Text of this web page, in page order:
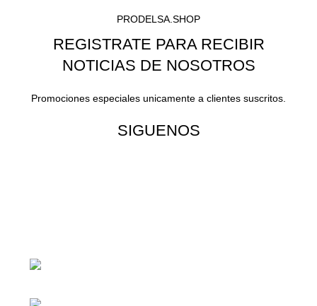
PRODELSA.SHOP
REGISTRATE PARA RECIBIR
NOTICIAS DE NOSOTROS
Promociones especiales unicamente a clientes suscritos.
SIGUENOS